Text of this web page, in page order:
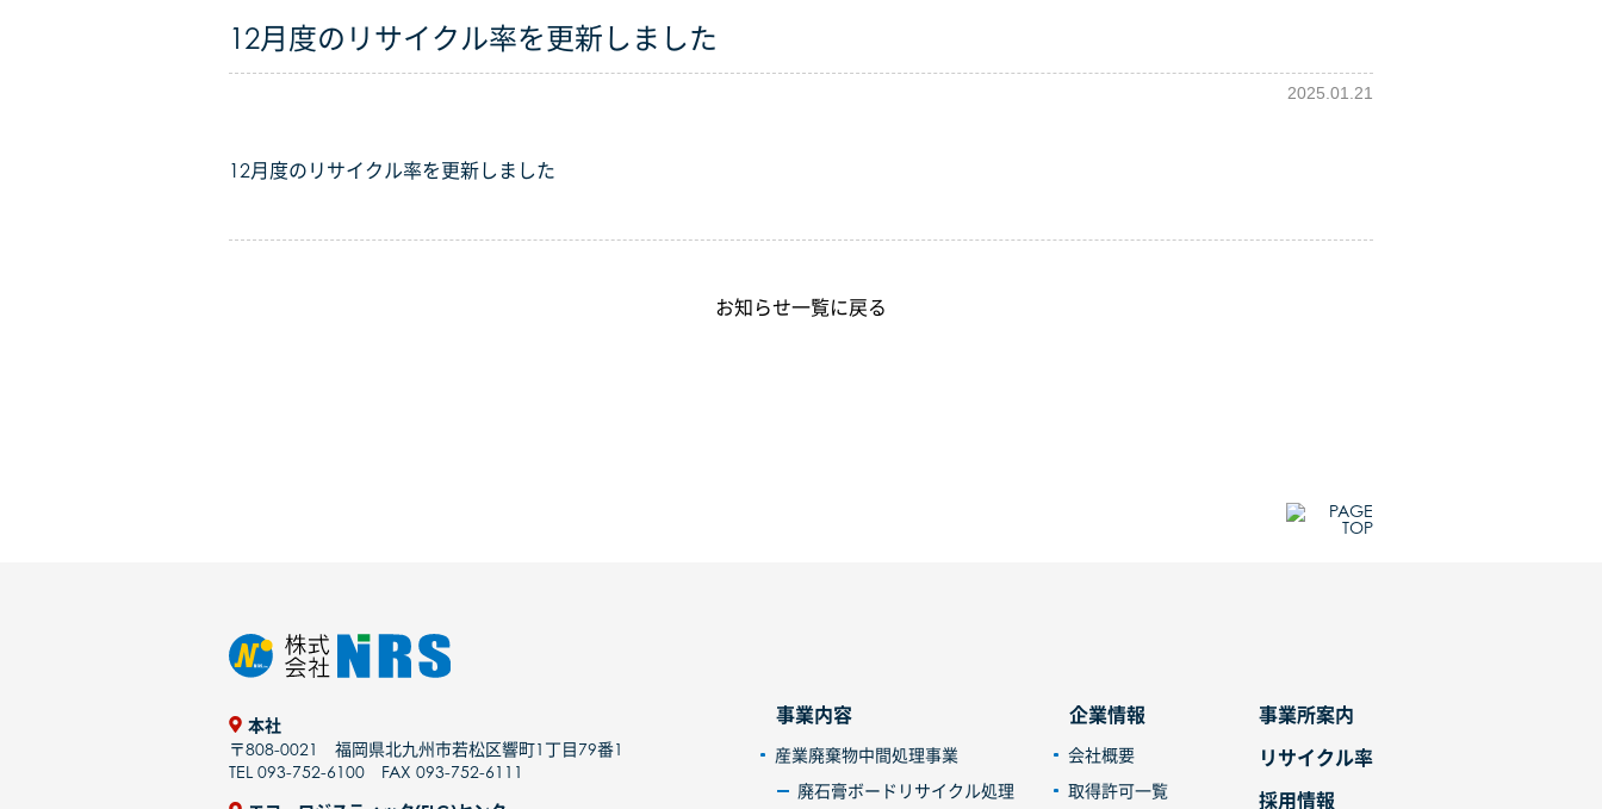
12月度のリサイクル率を更新しました
2025.01.21
12月度のリサイクル率を更新しました
お知らせ一覧に戻る
本社
〒808-0021 福岡県北九州市若松区響町1丁目79番1
TEL 093-752-6100 FAX 093-752-6111
事業内容
産業廃棄物中間処理事業
廃石膏ボードリサイクル処理
企業情報
会社概要
取得許可一覧
事業所案内
リサイクル率
採用情報